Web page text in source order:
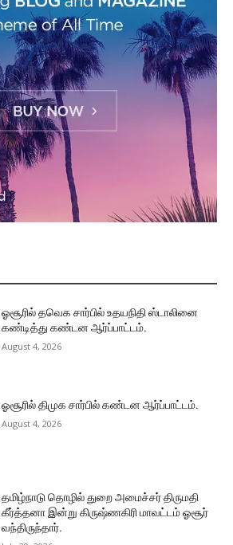
ஓசூரில் தவெக சார்பில் உதயநிதி ஸ்டாலினை
கண்டித்து கண்டன ஆர்ப்பாட்டம்.
August 4, 2026
ஓசூரில் திமுக சார்பில் கண்டன ஆர்ப்பாட்டம்.
August 4, 2026
தமிழ்நாடு தொழில் துறை அமைச்சர் திருமதி
கீர்த்தனா இன்று கிருஷ்ணகிரி மாவட்டம் ஓசூர்
வந்திருந்தார்.